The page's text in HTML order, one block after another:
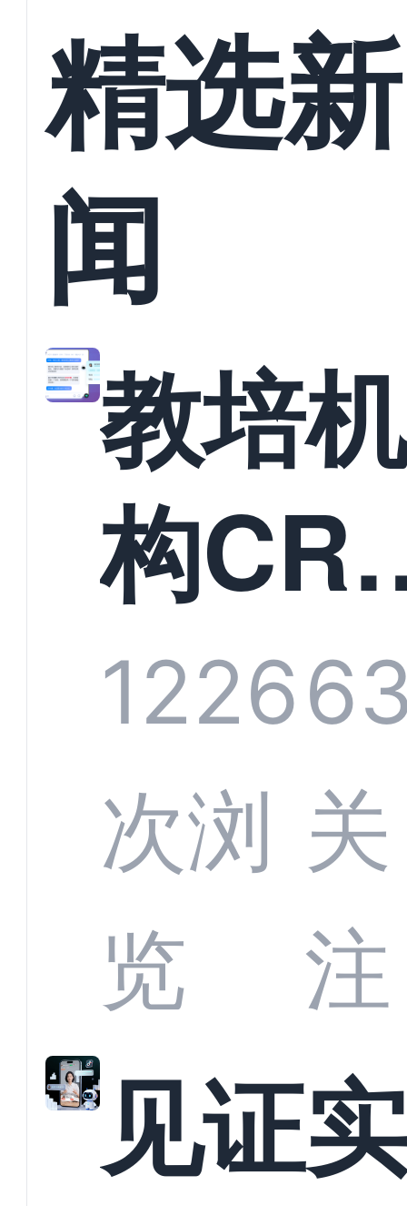
精选新
闻
教培机
构
系统头
部供应
商深度
解析：
1226
次浏
览
关
注
见证实